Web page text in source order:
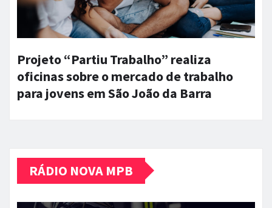
Projeto “Partiu Trabalho” realiza
oficinas sobre o mercado de trabalho
para jovens em São João da Barra
RÁDIO NOVA MPB